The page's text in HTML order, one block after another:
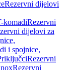
Rezervni dijelovi
komadiRezervni
dijelovi za
i spojnice,
Rezervni
Rezervni